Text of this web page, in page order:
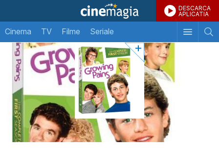
DESCARCA
APLICATIA
Cinema TV Filme Seriale